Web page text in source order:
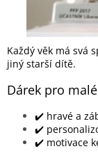
Každý věk má svá
jiný starší dítě.
Dárek pro
✔️ hravé a
✔️
✔️ motivace